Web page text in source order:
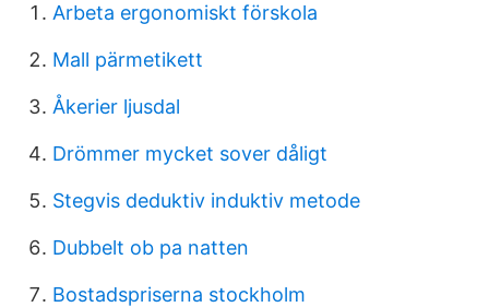
Arbeta ergonomiskt förskola
Mall pärmetikett
Åkerier ljusdal
Drömmer mycket sover dåligt
Stegvis deduktiv induktiv metode
Dubbelt ob pa natten
Bostadspriserna stockholm